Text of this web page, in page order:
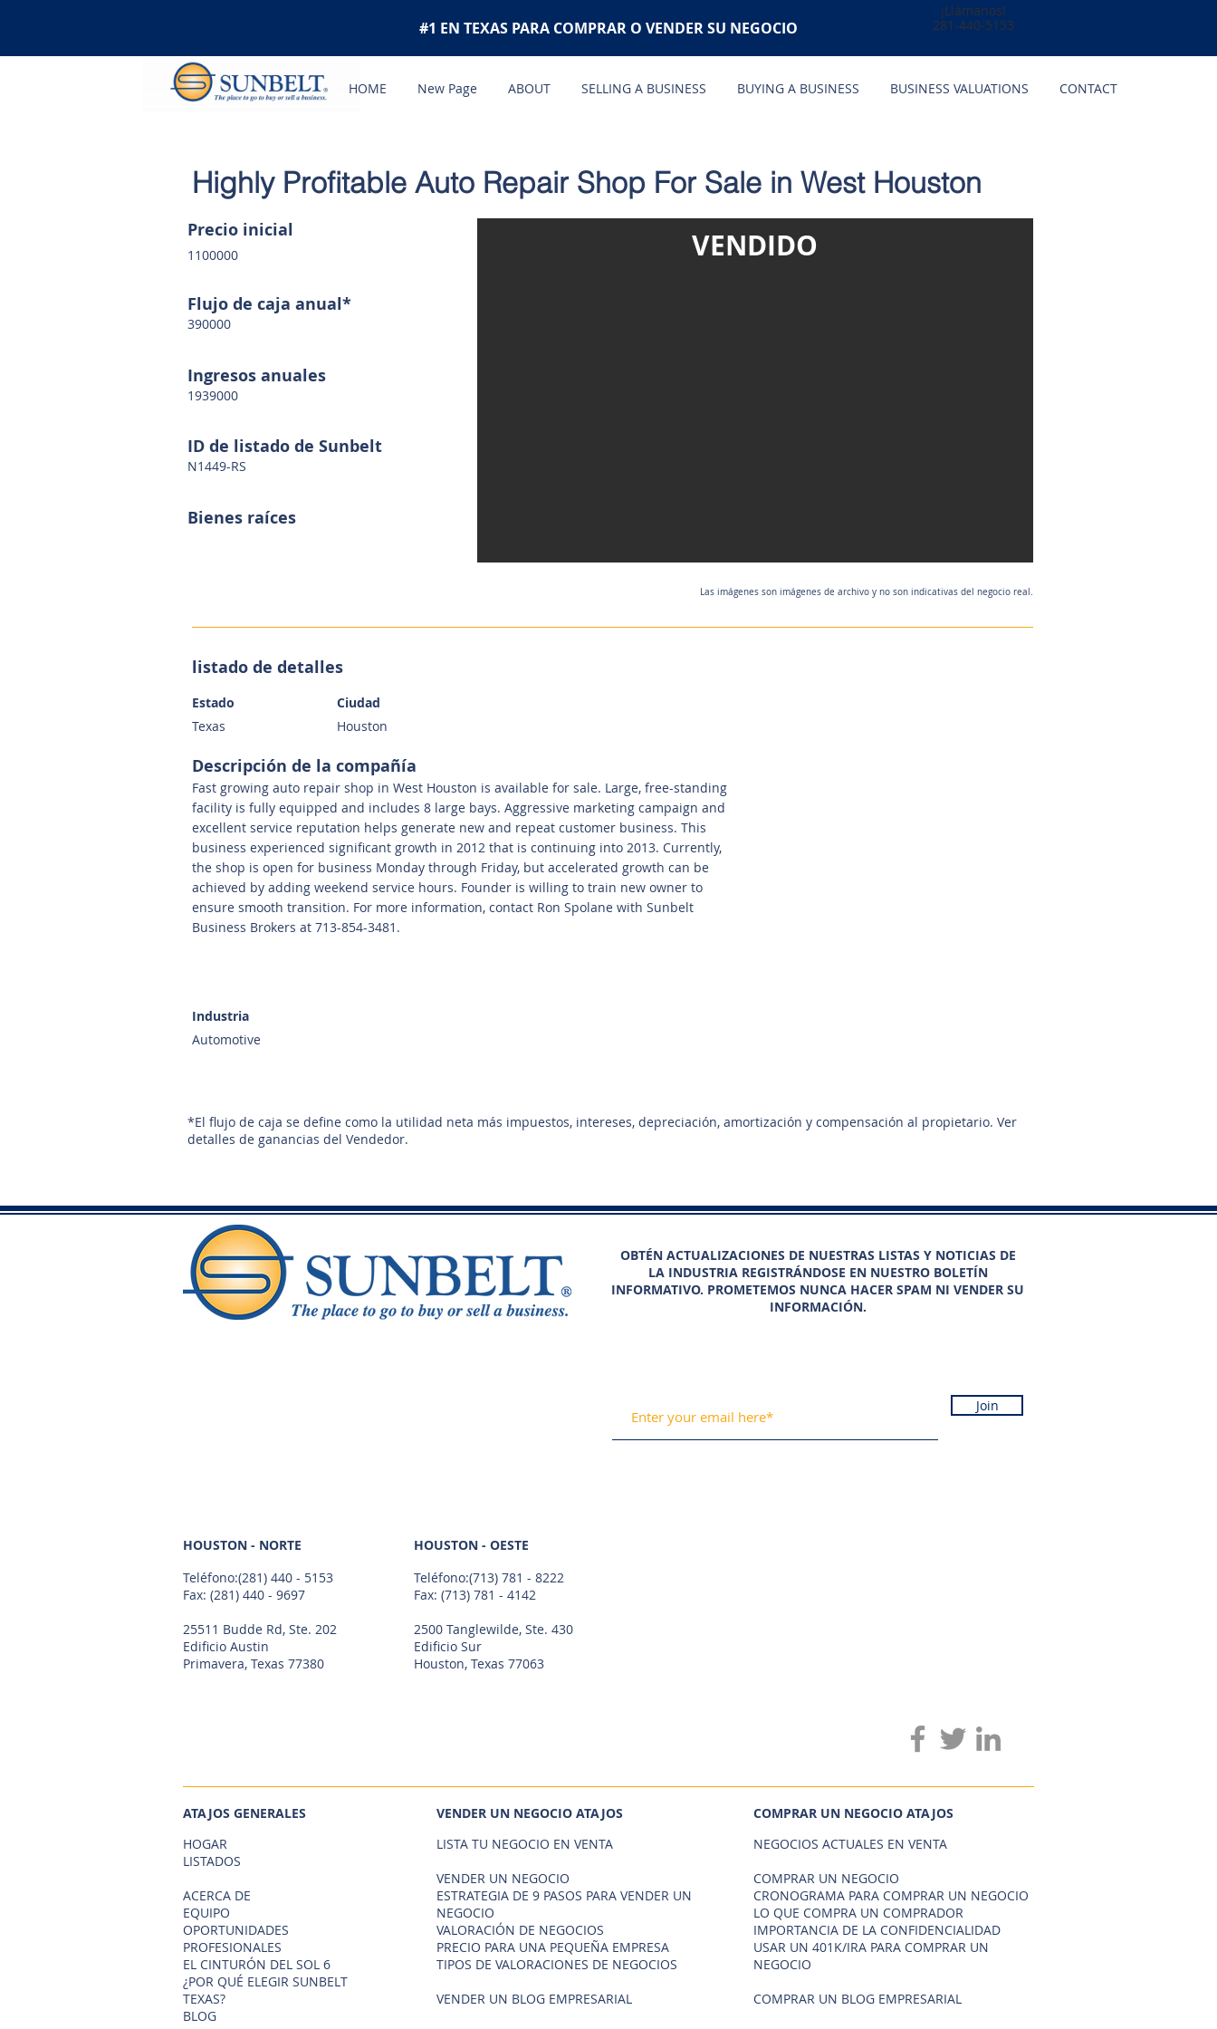
HOME New Page ABOUT SELLING A BUSINESS BUYING A BUSINESS BUSINESS VALUATIONS CONTACT
#1 EN TEXAS PARA COMPRAR O VENDER SU NEGOCIO
¡Llámanos!
281-440-5153
Highly Profitable Auto Repair Shop For Sale in West Houston
Precio inicial
1100000
Flujo de caja anual*
390000
Ingresos anuales
1939000
ID de listado de Sunbelt
N1449-RS
Bienes raíces
VENDIDO
Las imágenes son imágenes de archivo y no son indicativas del negocio real.
listado de detalles
Estado
Ciudad
Texas
Houston
Descripción de la compañía
Fast growing auto repair shop in West Houston is available for sale. Large, free-standing
facility is fully equipped and includes 8 large bays. Aggressive marketing campaign and
excellent service reputation helps generate new and repeat customer business. This
business experienced significant growth in 2012 that is continuing into 2013. Currently,
the shop is open for business Monday through Friday, but accelerated growth can be
achieved by adding weekend service hours. Founder is willing to train new owner to
ensure smooth transition. For more information, contact Ron Spolane with Sunbelt
Business Brokers at 713-854-3481.
Industria
Automotive
*El flujo de caja se define como la utilidad neta más impuestos, intereses, depreciación, amortización y compensación al propietario. Ver
detalles de ganancias del Vendedor.
OBTÉN ACTUALIZACIONES DE NUESTRAS LISTAS Y NOTICIAS DE
LA INDUSTRIA REGISTRÁNDOSE EN NUESTRO BOLETÍN
INFORMATIVO. PROMETEMOS NUNCA HACER SPAM NI VENDER SU
INFORMACIÓN.
Join
HOUSTON - NORTE
Teléfono:(281) 440 - 5153
Fax: (281) 440 - 9697
25511 Budde Rd, Ste. 202
Edificio Austin
Primavera, Texas 77380
HOUSTON - OESTE
Teléfono:(713) 781 - 8222
Fax: (713) 781 - 4142
2500 Tanglewilde, Ste. 430
Edificio Sur
Houston, Texas 77063
ATAJOS GENERALES
HOGAR
LISTADOS
ACERCA DE
EQUIPO
OPORTUNIDADES
PROFESIONALES
EL CINTURÓN DEL SOL 6
¿POR QUÉ ELEGIR SUNBELT
TEXAS?
BLOG
VENDER UN NEGOCIO ATAJOS
LISTA TU NEGOCIO EN VENTA
VENDER UN NEGOCIO
ESTRATEGIA DE 9 PASOS PARA VENDER UN
NEGOCIO
VALORACIÓN DE NEGOCIOS
PRECIO PARA UNA PEQUEÑA EMPRESA
TIPOS DE VALORACIONES DE NEGOCIOS
VENDER UN BLOG EMPRESARIAL
COMPRAR UN NEGOCIO ATAJOS
NEGOCIOS ACTUALES EN VENTA
COMPRAR UN NEGOCIO
CRONOGRAMA PARA COMPRAR UN NEGOCIO
LO QUE COMPRA UN COMPRADOR
IMPORTANCIA DE LA CONFIDENCIALIDAD
USAR UN 401K/IRA PARA COMPRAR UN
NEGOCIO
COMPRAR UN BLOG EMPRESARIAL